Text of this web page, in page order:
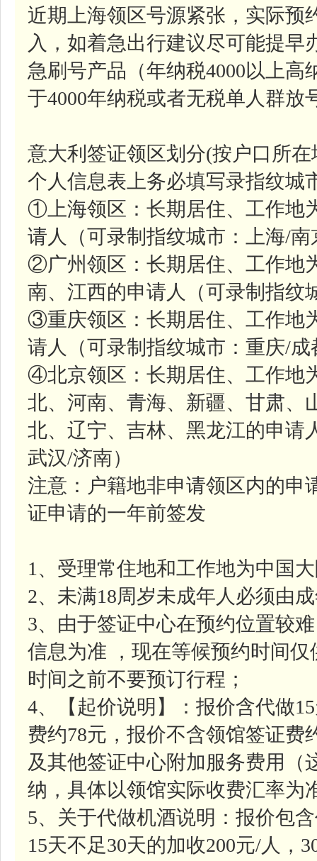
近期上海领区号源紧张，实际预
入，如着急出行建议尽可能提
急刷号产品（年纳税4000以上
于4000年纳税或者无税单人群放
意大利签证领区划分(按户口所
个人信息表上务必填写录指纹城
①上海领区：长期居住、工作地
请人（可录制指纹城市：上海/南
②广州领区：长期居住、工作地
南、江西的申请人（可录制指纹
③重庆领区：长期居住、工作地
请人（可录制指纹城市：重庆/成
④北京领区：长期居住、工作地
北、河南、青海、新疆、甘肃、
北、辽宁、吉林、黑龙江的申请
武汉/济南）
注意：户籍地非申请领区内的申
证申请的一年前签发
1、受理常住地和工作地为中国
2、未满18周岁未成年人必须由
3、由于签证中心在预约位置较
信息为准 ，现在等候预约时间
时间之前不要预订行程；
4、【起价说明】：报价含代做
费约78元，报价不含领馆签证费
及其他签证中心附加服务费用（
纳，具体以领馆实际收费汇率为
5、关于代做机酒说明：报价包
15天不足30天的加收200元/人，